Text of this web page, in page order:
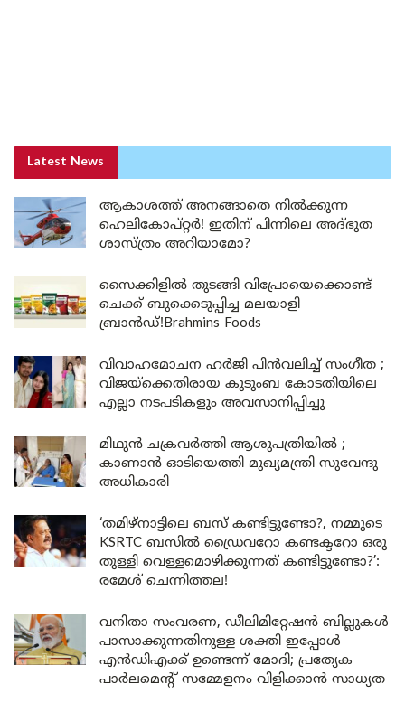
Latest News
ആകാശത്ത് അനങ്ങാതെ നില്‍ക്കുന്ന
ഹെലികോപ്റ്റര്‍! ഇതിന് പിന്നിലെ അദ്ഭുത
ശാസ്ത്രം അറിയാമോ?
സൈക്കിളിൽ തുടങ്ങി വിപ്രോയെക്കൊണ്ട്
ചെക്ക് ബുക്കെടുപ്പിച്ച മലയാളി
ബ്രാൻഡ്!Brahmins Foods
വിവാഹമോചന ഹർജി പിൻവലിച്ച് സംഗീത ;
വിജയ്ക്കെതിരായ കുടുംബ കോടതിയിലെ
എല്ലാ നടപടികളും അവസാനിപ്പിച്ചു
മിഥുൻ ചക്രവർത്തി ആശുപത്രിയിൽ ;
കാണാൻ ഓടിയെത്തി മുഖ്യമന്ത്രി സുവേന്ദു
അധികാരി
‘തമിഴ്‌നാട്ടിലെ ബസ് കണ്ടിട്ടുണ്ടോ?, നമ്മുടെ
KSRTC ബസിൽ ഡ്രൈവറോ കണ്ടക്ടറോ ഒരു
തുള്ളി വെള്ളമൊഴിക്കുന്നത് കണ്ടിട്ടുണ്ടോ?’:
രമേശ് ചെന്നിത്തല!
വനിതാ സംവരണ, ഡീലിമിറ്റേഷൻ ബില്ലുകൾ
പാസാക്കുന്നതിനുള്ള ശക്തി ഇപ്പോൾ
എൻഡിഎക്ക് ഉണ്ടെന്ന് മോദി; പ്രത്യേക
പാർലമെന്റ് സമ്മേളനം വിളിക്കാൻ സാധ്യത